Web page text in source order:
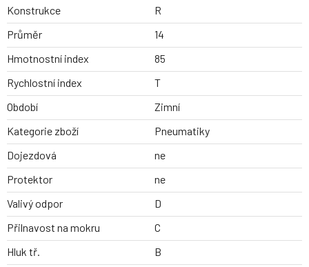
Konstrukce
R
Průměr
14
Hmotnostní index
85
Rychlostní index
T
Období
Zimní
Kategorie zboží
Pneumatiky
Dojezdová
ne
Protektor
ne
Valivý odpor
D
Přilnavost na mokru
C
Hluk tř.
B